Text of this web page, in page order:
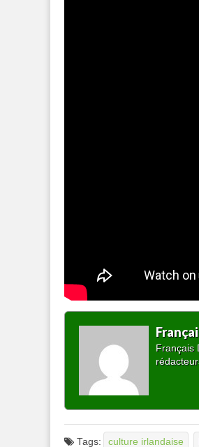
Français
Tags: culture irlandaise